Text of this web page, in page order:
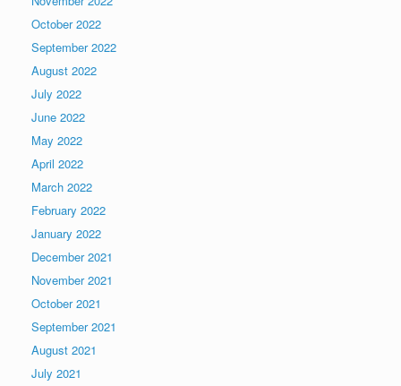
October 2022
September 2022
August 2022
July 2022
June 2022
May 2022
April 2022
March 2022
February 2022
January 2022
December 2021
November 2021
October 2021
September 2021
August 2021
July 2021